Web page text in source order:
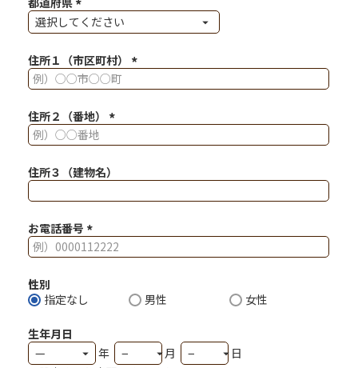
(必須)
住所１（市区町村）
住所２（番地）
住所３（建物名）
お電話番号
(必須)
性別
指定なし
男性 女性
生年月日